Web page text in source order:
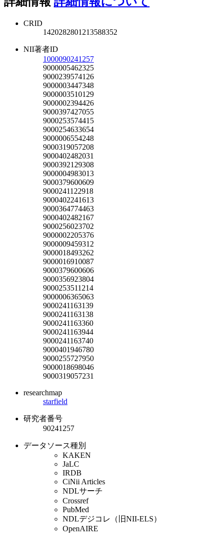
CRID
1420282801213588352
NII著者ID
1000090241257
9000005462325
9000239574126
9000003447348
9000003510129
9000002394426
9000397427055
9000253574415
9000254633654
9000006554248
9000319057208
9000402482031
9000392129308
9000004983013
9000379600609
9000241122918
9000402241613
9000364774463
9000402482167
9000256023702
9000002205376
9000009459312
9000018493262
9000016910087
9000379600606
9000356923804
9000253511214
9000006365063
9000241163139
9000241163138
9000241163360
9000241163944
9000241163740
9000401946780
9000255727950
9000018698046
9000319057231
researchmap
starfield
研究者番号
90241257
データソース種別
KAKEN
JaLC
IRDB
CiNii Articles
NDLサーチ
Crossref
PubMed
NDLデジコレ（旧NII-ELS）
OpenAIRE